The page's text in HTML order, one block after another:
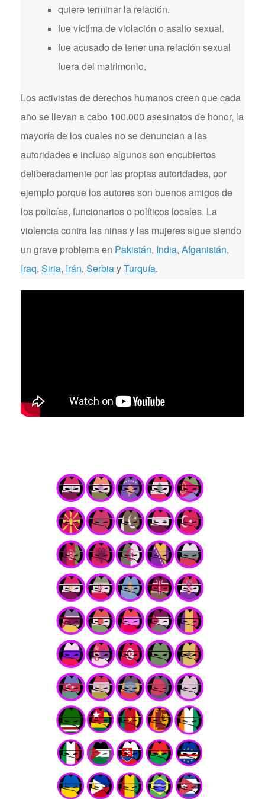
quiere terminar la relación.
fue víctima de violación o asalto sexual.
fue acusado de tener una relación sexual
fuera del matrimonio.
Los activistas de derechos humanos creen que cada
año se llevan a cabo 100.000 asesinatos de honor, la
mayoría de los cuales no se denuncian a las
autoridades e incluso algunos son encubiertos
deliberadamente por las propias autoridades, por
ejemplo porque los autores son buenos amigos de
los policías, funcionarios o políticos locales. La
violencia contra las niñas y las mujeres sigue siendo
un grave problema en Pakistán, India, Afganistán,
Iraq, Siria, Irán, SerbiayTurquía.